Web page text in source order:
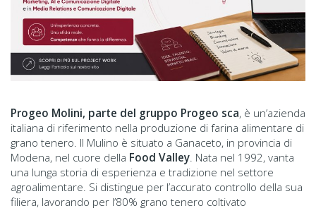
Progeo Molini, parte del gruppo Progeo sca, è un’azienda
italiana di riferimento nella produzione di farina alimentare di
grano tenero. Il Mulino è situato a Ganaceto, in provincia di
Modena, nel cuore della Food Valley . Nata nel 1992, vanta
una lunga storia di esperienza e tradizione nel settore
agroalimentare. Si distingue per l’accurato controllo della sua
filiera, lavorando per l’80% grano tenero coltivato